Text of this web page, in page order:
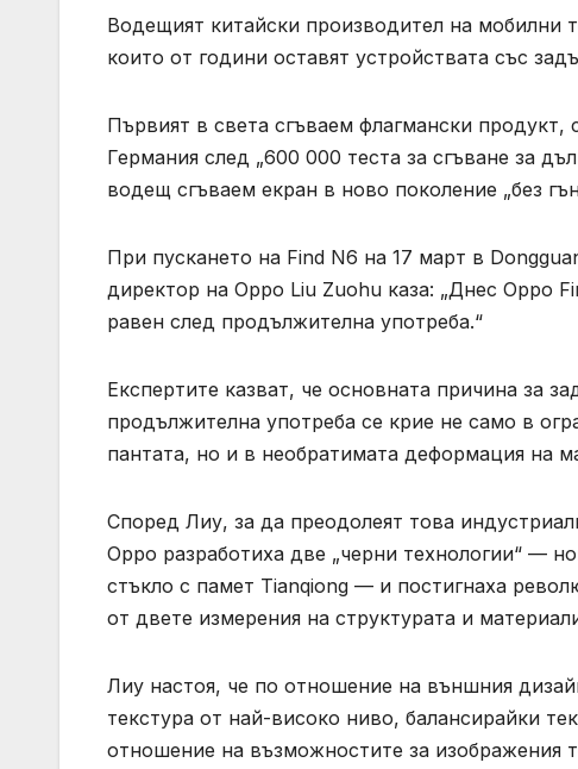
Водещият китайски производител на мобилни
които от години оставят устройствата със
Първият в света сгъваем флагмански
Германия след „600 000 теста за сгъване за
водещ сгъваем екран в ново поколение „без
При пускането на Find N6 на 17 март в
директор на Oppo Liu Zuohu каза: „Днес Oppo
равен след продължителна употреба.“
Експертите казват, че основната причина за
продължителна употреба се крие не само в
пантата, но и в необратимата деформация на
Според Лиу, за да преодолеят това
Oppo разработиха две „черни технологии“ —
стъкло с памет Tianqiong — и постигнаха
от двете измерения на структурата и
Лиу настоя, че по отношение на външния
текстура от най-високо ниво, балансирайки
отношение на възможностите за изображения